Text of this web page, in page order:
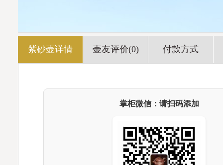
紫砂壶详情 壶友评价(0) 付款方式
掌柜微信：请扫码添加